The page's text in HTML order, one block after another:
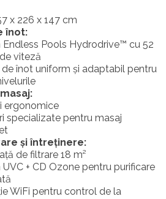
x 226 x 147 cm
înot:
Endless Pools Hydrodrive™ cu 52
viteză
de înot uniform și adaptabil pentru
ergonomice
specializate pentru masaj
și întreținere:
de filtrare 18 m²
+ CD Ozone pentru purificare
WiFi pentru control de la